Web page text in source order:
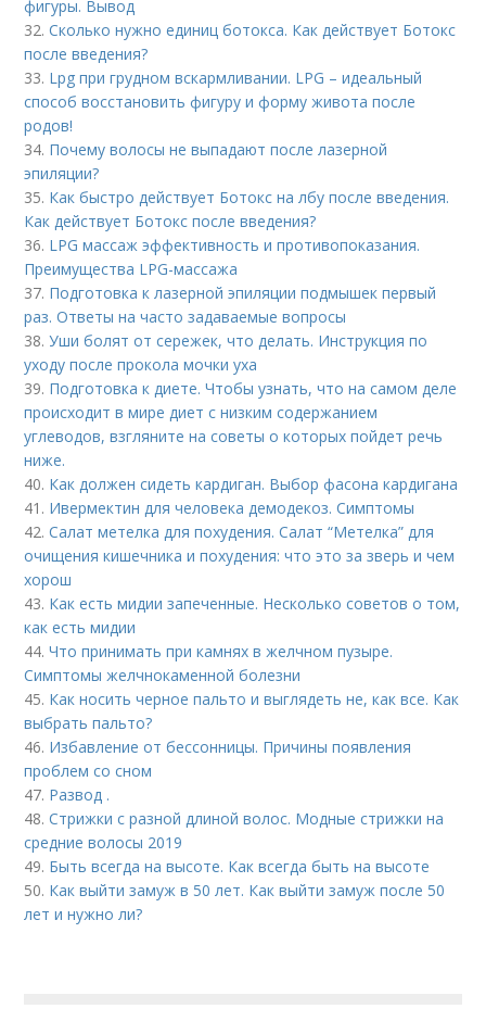
фигуры. Вывод
32.Сколько нужно единиц ботокса. Как действует Ботокс
после введения?
33. Lpg при грудном вскармливании. LPG – идеальный
способ восстановить фигуру и форму живота после
родов!
34. Почему волосы не выпадают после лазерной
эпиляции?
35. Как быстро действует Ботокс на лбу после введения.
Как действует Ботокс после введения?
36. LPG массаж эффективность и противопоказания.
Преимущества LPG-массажа
37. Подготовка к лазерной эпиляции подмышек первый
раз. Ответы на часто задаваемые вопросы
38.Уши болят от сережек, что делать. Инструкция по
уходу после прокола мочки уха
39. Подготовка к диете. Чтобы узнать, что на самом деле
происходит в мире диет с низким содержанием
углеводов, взгляните на советы о которых пойдет речь
ниже.
40. Как должен сидеть кардиган. Выбор фасона кардигана
41. Ивермектин для человека демодекоз. Симптомы
42.Салат метелка для похудения. Салат “Метелка” для
очищения кишечника и похудения: что это за зверь и чем
хорош
43. Как есть мидии запеченные. Несколько советов о том,
как есть мидии
44.Что принимать при камнях в желчном пузыре.
Симптомы желчнокаменной болезни
45. Как носить черное пальто и выглядеть не, как все. Как
выбрать пальто?
46. Избавление от бессонницы. Причины появления
проблем со сном
47. Развод .
48.Стрижки с разной длиной волос. Модные стрижки на
средние волосы 2019
49. Быть всегда на высоте. Как всегда быть на высоте
50. Как выйти замуж в 50 лет. Как выйти замуж после 50
лет и нужно ли?